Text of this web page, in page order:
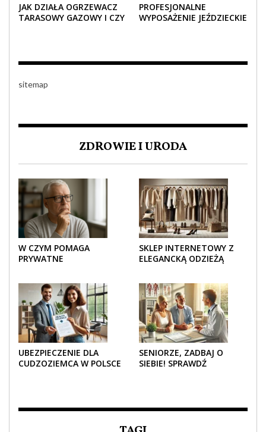
JAK DZIAŁA OGRZEWACZ
TARASOWY GAZOWY I CZY
PROFESJONALNE
WYPOSAŻENIE JEŹDZIECKIE
sitemap
ZDROWIE I URODA
W CZYM POMAGA
PRYWATNE
SKLEP INTERNETOWY Z
ELEGANCKĄ ODZIEŻĄ
UBEZPIECZENIE DLA
CUDZOZIEMCA W POLSCE
SENIORZE, ZADBAJ O
SIEBIE! SPRAWDŹ